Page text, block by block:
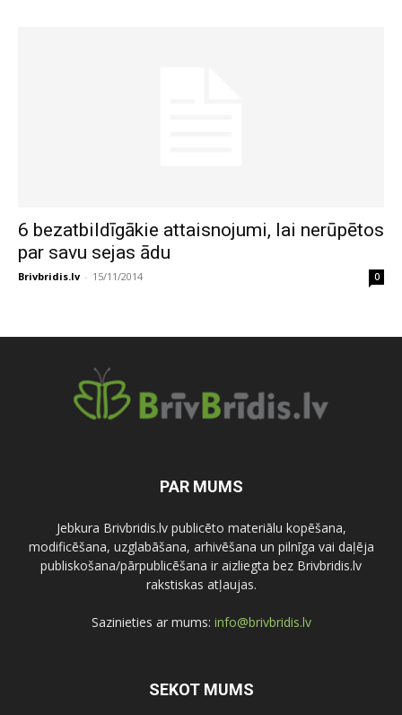
6 bezatbildīgākie attaisnojumi, lai nerūpētos
par savu sejas ādu
Brivbridis.lv - 15/11/2014 0
PAR MUMS
Jebkura Brivbridis.lv publicēto materiālu kopēšana,
modificēšana, uzglabāšana, arhivēšana un pilnīga vai daļēja
publiskošana/pārpublicēšana ir aizliegta bez Brivbridis.lv
rakstiskas atļaujas.
Sazinieties ar mums: info@brivbridis.lv
SEKOT MUMS